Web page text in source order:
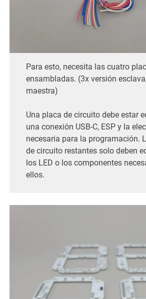
Para esto, necesita las cuatro
ensambladas. (3x versión
maestra)
Una placa de circuito debe estar
una conexión USB-C, ESP y la
necesaria para la programación.
de circuito restantes solo deben
los LED o los componentes
ellos.